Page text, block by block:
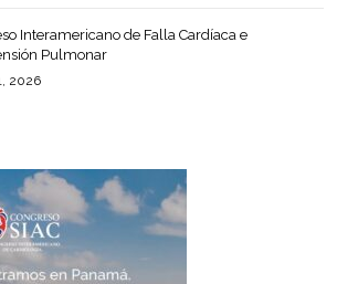
Interamericano de Falla Cardíaca e
Pulmonar
2026